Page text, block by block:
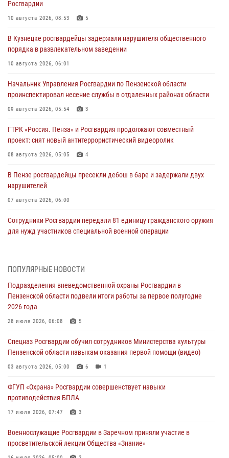
Росгвардии
10 августа 2026, 08:53 5
В Кузнецке росгвардейцы задержали нарушителя общественного
порядка в развлекательном заведении
10 августа 2026, 06:01
Начальник Управления Росгвардии по Пензенской области
проинспектировал несение службы в отдаленных районах области
09 августа 2026, 05:54 3
ГТРК «Россия. Пенза» и Росгвардия продолжают совместный
проект: снят новый антитеррористический видеоролик
08 августа 2026, 05:05 4
В Пензе росгвардейцы пресекли дебош в баре и задержали двух
нарушителей
07 августа 2026, 06:00
Сотрудники Росгвардии передали 81 единицу гражданского оружия
для нужд участников специальной военной операции
В Заводском районе Пензы росгвардейцы задержали дебошира в
06 августа 2026, 05:00
Телесюжет ГТРК «Россия.Пенза»: В Пензе обвиняются семь мужчин
в мошеннических действиях (видео)
В Заречном росгвардейцы почтили память легендарного генерала
Яковлева
Сотрудники пензенского ОМОН «Страж» познакомили участников
сборов «Гвардеец» с вооружением и техникой Росгвардии
ПОПУЛЯРНЫЕ НОВОСТИ
Подразделения вневедомственной охраны Росгвардии в
Пензенской области подвели итоги работы за первое полугодие
2026 года
28 июля 2026, 06:08 5
Спецназ Росгвардии обучил сотрудников Министерства культуры
Пензенской области навыкам оказания первой помощи (видео)
03 августа 2026, 05:00 6 1
ФГУП «Охрана» Росгвардии совершенствует навыки
противодействия БПЛА
17 июля 2026, 07:47 3
Военнослужащие Росгвардии в Заречном приняли участие в
просветительской лекции Общества «Знание»